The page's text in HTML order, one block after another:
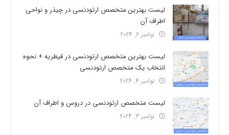
لیست بهترین متخصص ارتودنسی در چیذر و نواحی
اطراف آن
نوامبر 6, 2024
لیست بهترین متخصص ارتودنسی در قیطریه + نحوه
انتخاب یک متخصص ارتودنسی
نوامبر 4, 2024
لیست متخصص ارتودنسی در دروس و اطراف آن
نوامبر 3, 2024